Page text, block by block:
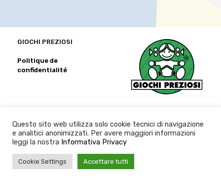
GIOCHI PREZIOSI
Politique de
confidentialité
Questo sito web utilizza solo cookie tecnici di navigazione
e analitici anonimizzati. Per avere maggiori informazioni
leggi la nostra Informativa Privacy
Cookie Settings Accettare tutti